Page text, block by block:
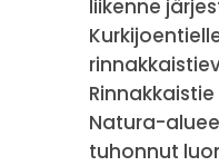
liikenne
Natura-
tuhonnut